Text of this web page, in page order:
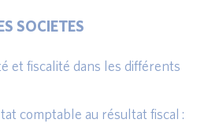
SOCIETES
et fiscalité dans les différents
comptable au résultat fiscal :